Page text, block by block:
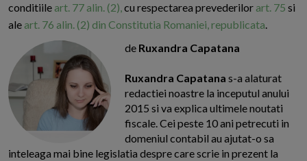
conditiile art. 77 alin. (2),cu respectarea prevederilor art. 75 si
ale art. 76 alin. (2) din Constitutia Romaniei, republicata.
de Ruxandra Capatana
Ruxandra Capatana s-a alaturat
redactiei noastre la inceputul anului
2015 si va explica ultimele noutati
fiscale. Cei peste 10 ani petrecuti in
domeniul contabil au ajutat-o sa
inteleaga mai bine legislatia despre care scrie in prezent la